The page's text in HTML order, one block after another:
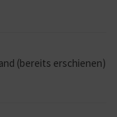
(bereits erschienen)